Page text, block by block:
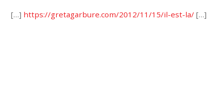
[…] https://gretagarbure.com/2012/11/15/il-est-la/ […]